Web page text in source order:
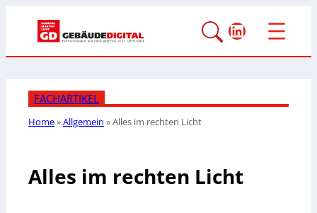
LinkedIn
FACHARTIKEL
Home»Allgemein »Alles im rechten Licht
Alles im rechten Licht